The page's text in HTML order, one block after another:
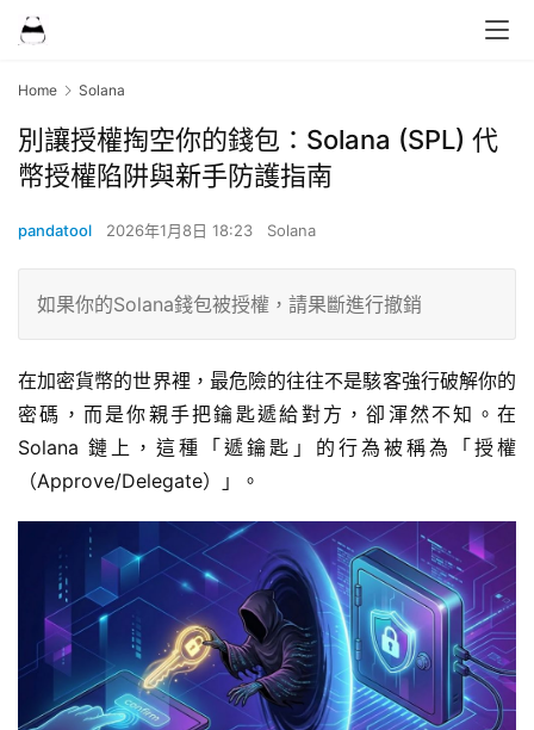
Home Solana
別讓授權掏空你的錢包：Solana (SPL) 代
幣授權陷阱與新手防護指南
pandatool 2026年1月8日 18:23 Solana
如果你的Solana錢包被授權，請果斷進行撤銷
在加密貨幣的世界裡，最危險的往往不是駭客強行破解你的
密碼，而是你親手把鑰匙遞給對方，卻渾然不知。在
Solana 鏈上，這種「遞鑰匙」的行為被稱為「授權
（Approve/Delegate）」。